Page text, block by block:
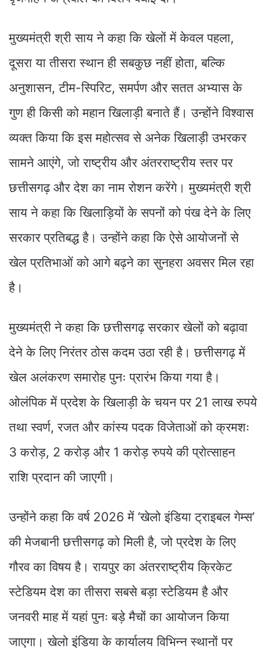
मुख्यमंत्री श्री साय ने कहा कि खेलों में केवल पहला,
दूसरा या तीसरा स्थान ही सबकुछ नहीं होता, बल्कि
अनुशासन, टीम-स्पिरिट, समर्पण और सतत अभ्यास के
गुण ही किसी को महान खिलाड़ी बनाते हैं। उन्होंने विश्वास
व्यक्त किया कि इस महोत्सव से अनेक खिलाड़ी उभरकर
सामने आएंगे, जो राष्ट्रीय और अंतरराष्ट्रीय स्तर पर
छत्तीसगढ़ और देश का नाम रोशन करेंगे। मुख्यमंत्री श्री
साय ने कहा कि खिलाड़ियों के सपनों को पंख देने के लिए
सरकार प्रतिबद्ध है। उन्होंने कहा कि ऐसे आयोजनों से
खेल प्रतिभाओं को आगे बढ़ने का सुनहरा अवसर मिल रहा
है।
मुख्यमंत्री ने कहा कि छत्तीसगढ़ सरकार खेलों को बढ़ावा
देने के लिए निरंतर ठोस कदम उठा रही है। छत्तीसगढ़ में
खेल अलंकरण समारोह पुनः प्रारंभ किया गया है।
ओलंपिक में प्रदेश के खिलाड़ी के चयन पर 21 लाख रुपये
तथा स्वर्ण, रजत और कांस्य पदक विजेताओं को क्रमशः
3 करोड़, 2 करोड़ और 1 करोड़ रुपये की प्रोत्साहन
राशि प्रदान की जाएगी।
उन्होंने कहा कि वर्ष 2026 में ‘खेलो इंडिया ट्राइबल गेम्स’
की मेजबानी छत्तीसगढ़ को मिली है, जो प्रदेश के लिए
गौरव का विषय है। रायपुर का अंतरराष्ट्रीय क्रिकेट
स्टेडियम देश का तीसरा सबसे बड़ा स्टेडियम है और
जनवरी माह में यहां पुनः बड़े मैचों का आयोजन किया
जाएगा। खेलो इंडिया के कार्यालय विभिन्न स्थानों पर